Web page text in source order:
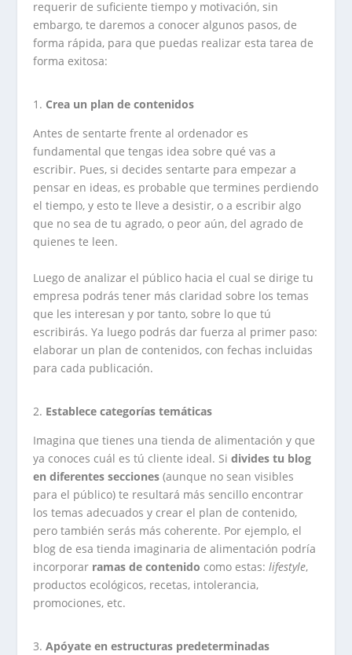
requerir de suficiente tiempo y motivación, sin
embargo, te daremos a conocer algunos pasos, de
forma rápida, para que puedas realizar esta tarea de
forma exitosa:
Crea un plan de contenidos
Antes de sentarte frente al ordenador es
fundamental que tengas idea sobre qué vas a
escribir. Pues, si decides sentarte para empezar a
pensar en ideas, es probable que termines perdiendo
el tiempo, y esto te lleve a desistir, o a escribir algo
que no sea de tu agrado, o peor aún, del agrado de
quienes te leen.
Luego de analizar el público hacia el cual se dirige tu
empresa podrás tener más claridad sobre los temas
que les interesan y por tanto, sobre lo que tú
escribirás. Ya luego podrás dar fuerza al primer paso:
elaborar un plan de contenidos, con fechas incluidas
para cada publicación.
Establece categorías temáticas
Imagina que tienes una tienda de alimentación y que
ya conoces cuál es tú cliente ideal. Sidivides tu blog
en diferentes secciones (aunque no sean visibles
para el público) te resultará más sencillo encontrar
los temas adecuados y crear el plan de contenido,
pero también serás más coherente. Por ejemplo, el
blog de esa tienda imaginaria de alimentación podría
incorporar ramas de contenido como estas:lifestyle,
productos ecológicos, recetas, intolerancia,
promociones, etc.
Apóyate en estructuras predeterminadas